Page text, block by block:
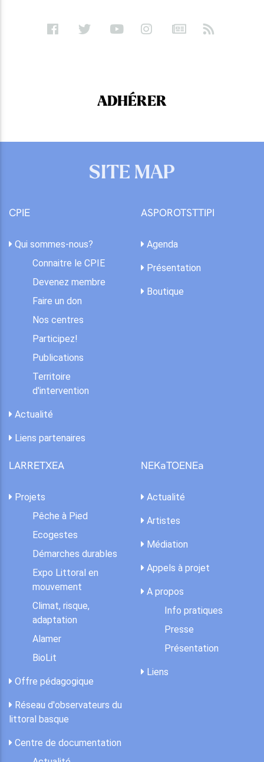
ADHÉRER
SITE MAP
CPIE
Qui sommes-nous?
Connaitre le CPIE
Devenez membre
Faire un don
Nos centres
Participez!
Publications
Territoire
d'intervention
Actualité
Liens partenaires
ASPOROTSTTIPI
Agenda
Présentation
Boutique
LARRETXEA
Projets
Pêche à Pied
Ecogestes
Démarches durables
Expo Littoral en
mouvement
Climat, risque,
adaptation
Alamer
BioLit
Offre pédagogique
Réseau d'observateurs du
littoral basque
Centre de documentation
NEKaTOENEa
Actualité
Artistes
Médiation
Appels à projet
A propos
Info pratiques
Presse
Présentation
Liens